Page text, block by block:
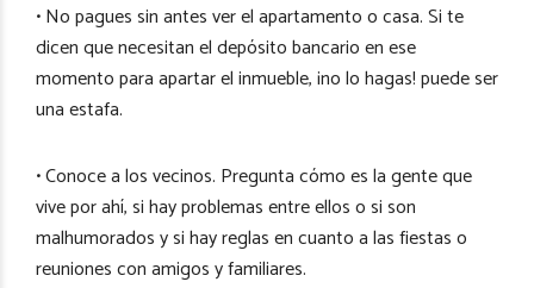
• No pagues sin antes ver el apartamento o casa. Si te
dicen que necesitan el depósito bancario en ese
momento para apartar el inmueble, ¡no lo hagas! puede ser
una estafa.
• Conoce a los vecinos. Pregunta cómo es la gente que
vive por ahí, si hay problemas entre ellos o si son
malhumorados y si hay reglas en cuanto a las fiestas o
reuniones con amigos y familiares.